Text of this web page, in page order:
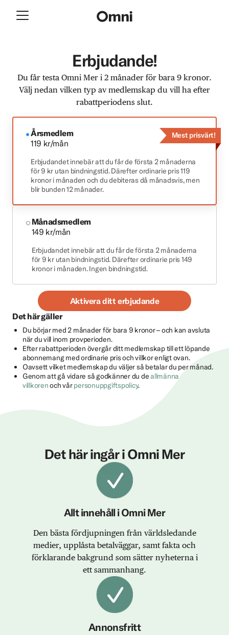
Erbjudande!
Du får testa Omni Mer i 2 månader för bara 9 kronor.
Välj nedan vilken typ av medlemskap du vill ha efter
rabattperiodens slut.
Årsmedlem
119 kr/mån
Erbjudandet innebär att du får de första 2 månaderna
för 9 kr utan bindningstid. Därefter ordinarie pris 119
kronor i månaden och du debiteras då månadsvis, men
blir bunden 12 månader.
Mest prisvärt!
Månadsmedlem
149 kr/mån
Erbjudandet innebär att du får de första 2 månaderna
för 9 kr utan bindningstid. Därefter ordinarie pris 149
kronor i månaden. Ingen bindningstid.
Aktivera ditt erbjudande
Det här gäller
Du börjar med 2 månader för bara 9 kronor – och kan avsluta
när du vill inom provperioden.
Efter rabattperioden övergår ditt medlemskap till ett löpande
abonnemang med ordinarie pris och villkor enligt ovan.
Oavsett vilket medlemskap du väljer så betalar du per månad.
Genom att gå vidare så godkänner du deallmänna
villkorenoch vårpersonuppgiftspolicy.
Det här ingår i Omni Mer
Allt innehåll i Omni Mer
Den bästa fördjupningen från världsledande
medier, upplåsta betalväggar, samt fakta och
förklarande bakgrund som sätter nyheterna i
ett sammanhang.
Annonsfritt